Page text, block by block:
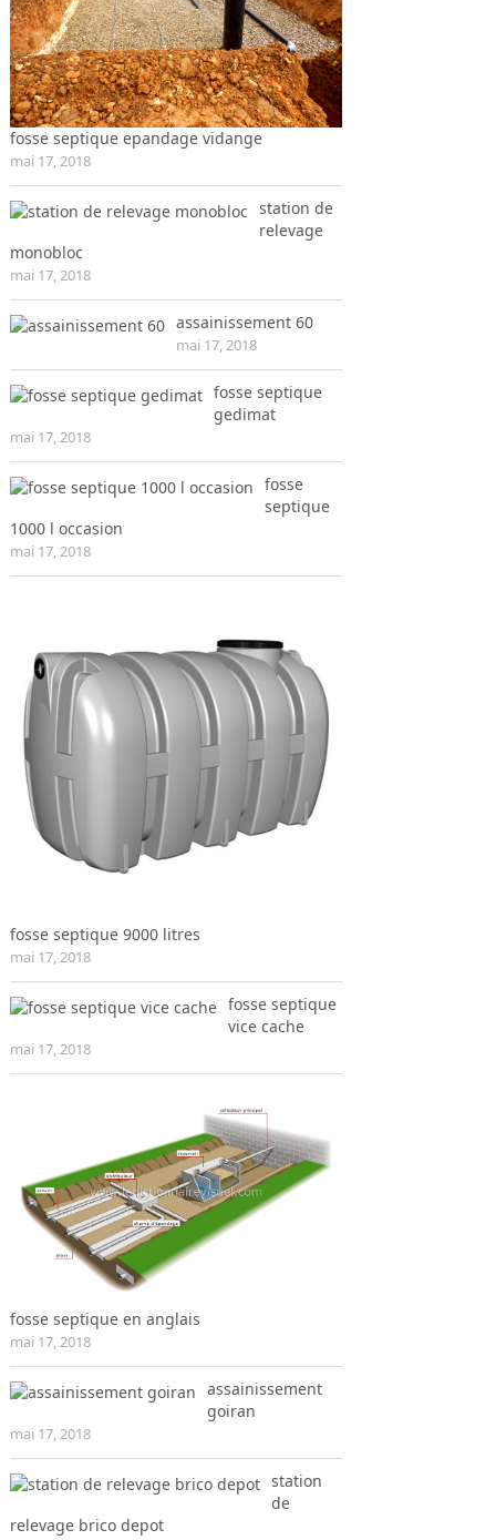
fosse septique epandage vidange
mai 17, 2018
station de
relevage
monobloc
mai 17, 2018
assainissement 60
mai 17, 2018
fosse septique
gedimat
mai 17, 2018
fosse
septique
1000 l occasion
mai 17, 2018
fosse septique 9000 litres
mai 17, 2018
fosse septique
vice cache
mai 17, 2018
fosse septique en anglais
mai 17, 2018
assainissement
goiran
mai 17, 2018
station
de
relevage brico depot